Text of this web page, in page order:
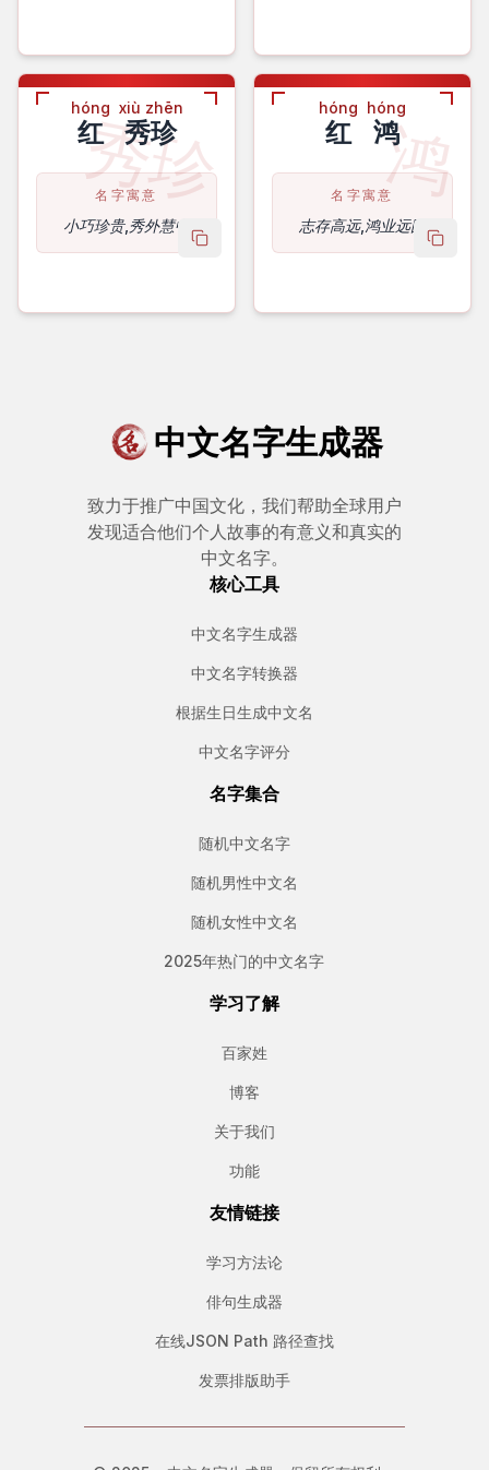
秀珍
hóng
红
xiù zhēn
秀珍
名字寓意
小巧珍贵,秀外慧中
copy name
鸿
hóng
红
hóng
鸿
名字寓意
志存高远,鸿业远图
copy
中文名字生成器
致力于推广中国文化，我们帮助全球用户
发现适合他们个人故事的有意义和真实的
中文名字。
核心工具
中文名字生成器
中文名字转换器
根据生日生成中文名
中文名字评分
名字集合
随机中文名字
随机男性中文名
随机女性中文名
2025年热门的中文名字
学习了解
百家姓
博客
关于我们
功能
友情链接
学习方法论
俳句生成器
在线JSON Path 路径查找
发票排版助手